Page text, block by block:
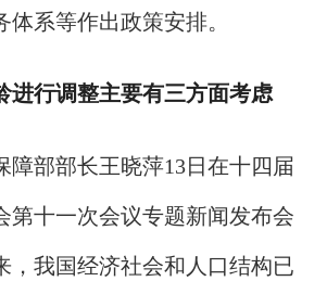
系等作出政策安排。
进行调整主要有三方面考虑
障部部长王晓萍13日在十四届
第十一次会议专题新闻发布会
，我国经济社会和人口结构已